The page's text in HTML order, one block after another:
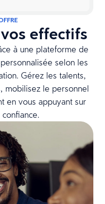
effectifs
à une plateforme de
selon les
Gérez les talents,
mobilisez le personnel
en vous appuyant sur